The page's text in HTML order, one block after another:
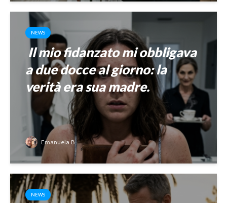
NEWS
Il mio fidanzato mi obbligava
a due docce al giorno: la
verità era sua madre.
Emanuela B.
NEWS